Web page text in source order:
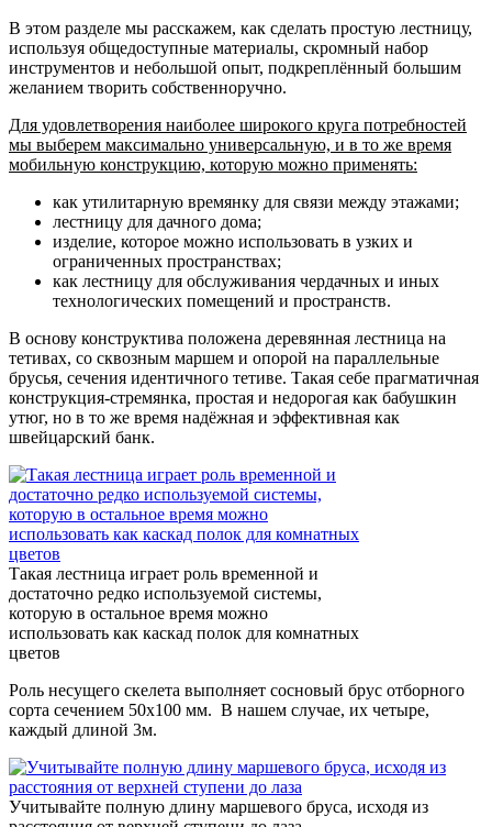
В этом разделе мы расскажем, как сделать простую лестницу,
используя общедоступные материалы, скромный набор
инструментов и небольшой опыт, подкреплённый большим
желанием творить собственноручно.
Для удовлетворения наиболее широкого круга потребностей
мы выберем максимально универсальную, и в то же время
мобильную конструкцию, которую можно применять:
как утилитарную времянку для связи между этажами;
лестницу для дачного дома;
изделие, которое можно использовать в узких и
ограниченных пространствах;
как лестницу для обслуживания чердачных и иных
технологических помещений и пространств.
В основу конструктива положена деревянная лестница на
тетивах, со сквозным маршем и опорой на параллельные
брусья, сечения идентичного тетиве. Такая себе прагматичная
конструкция-стремянка, простая и недорогая как бабушкин
утюг, но в то же время надёжная и эффективная как
швейцарский банк.
Такая лестница играет роль временной и
достаточно редко используемой системы,
которую в остальное время можно
использовать как каскад полок для комнатных
цветов
Роль несущего скелета выполняет сосновый брус отборного
сорта сечением 50х100 мм. В нашем случае, их четыре,
каждый длиной 3м.
Учитывайте полную длину маршевого бруса, исходя из